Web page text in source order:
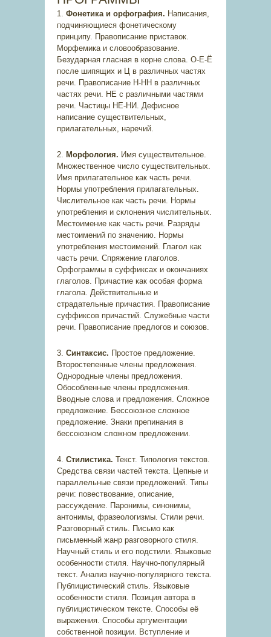
1. Фонетика и орфография. Написания,
подчиняющиеся фонетическому
принципу. Правописание приставок.
Морфемика и словообразование.
Безударная гласная в корне слова. О-Е-Ё
после шипящих и Ц в различных частях
речи. Правописание Н-НН в различных
частях речи. НЕ с различными частями
речи. Частицы НЕ-НИ. Дефисное
написание существительных,
прилагательных, наречий.
2. Морфология. Имя существительное.
Множественное число существительных.
Имя прилагательное как часть речи.
Нормы употребления прилагательных.
Числительное как часть речи. Нормы
употребления и склонения числительных.
Местоимение как часть речи. Разряды
местоимений по значению. Нормы
употребления местоимений. Глагол как
часть речи. Спряжение глаголов.
Орфограммы в суффиксах и окончаниях
глаголов. Причастие как особая форма
глагола. Действительные и
страдательные причастия. Правописание
суффиксов причастий. Служебные части
речи. Правописание предлогов и союзов.
3. Синтаксис. Простое предложение.
Второстепенные члены предложения.
Однородные члены предложения.
Обособленные члены предложения.
Вводные слова и предложения. Сложное
предложение. Бессоюзное сложное
предложение. Знаки препинания в
бессоюзном сложном предложении.
4. Стилистика. Текст. Типология текстов.
Средства связи частей текста. Цепные и
параллельные связи предложений. Типы
речи: повествование, описание,
рассуждение. Паронимы, синонимы,
антонимы, фразеологизмы. Стили речи.
Разговорный стиль. Письмо как
письменный жанр разговорного стиля.
Научный стиль и его подстили. Языковые
особенности стиля. Научно-популярный
текст. Анализ научно-популярного текста.
Публицистический стиль. Языковые
особенности стиля. Позиция автора в
публицистическом тексте. Способы её
выражения. Способы аргументации
собственной позиции. Вступление и